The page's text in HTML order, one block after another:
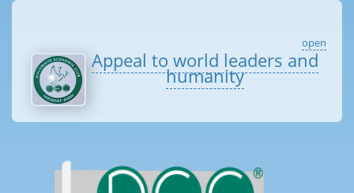
open
Appeal to world leaders and
humanity